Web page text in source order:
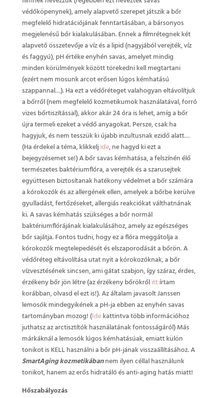
védőköpenynek), amely alapvető szerepet játszik a bőr
megfelelő hidratációjának fenntartásában, a bársonyos
megjelenésű bőr kialakulásában. Ennek a filmrétegnek két
alapvető összetevője a víz és a lipid (nagyjából verejték, víz
és faggyú), pH értéke enyhén savas, amelyet mindig
minden körülmények között törekedni kell megtartani
(ezért nem mosunk arcot erősen lúgos kémhatású
szappannal…). Ha ezt a védőréteget valahogyan eltávolítjuk
a bőrről (nem megfelelő kozmetikumok használatával, forró
vizes bőrtiszítással), akkor akár 24 óra is lehet, amíg a bőr
újra termeli ezeket a védő anyagokat. Persze, csak ha
hagyjuk, és nem tesszük ki újabb inzultusnak ezidő alatt…
(Ha érdekel a téma, klikkeljide, ne hagyd ki ezt a
bejegyzésemet se!) A bőr savas kémhatása, a felszínén élő
természetes baktériumflóra, a verejték és a szarusejtek
együttesen biztosítanak hatékony védelmet a bőr számára
a kórokozók és az allergének ellen, amelyek a bőrbe kerülve
gyulladást, fertőzéseket, allergiás reakciókat válthatnának
ki. A savas kémhatás szükséges a bőr normál
baktériumflórájának kialakulásához, amely az egészséges
bőr sajátja. Fontos tudni, hogy ez a flóra meggátolja a
kórokozók megtelepedését és elszaporodását a bőrön. A
védőréteg eltávolítása utat nyit a kórokozóknak, a bőr
vízvesztésének sincsen, ami gátat szabjon, így száraz, érdes,
érzékeny bőr jön létre (az érzékeny bőrökrőlittírtam
korábban, olvasd el ezt is!). Az általam javasolt Janssen
lemosók mindegyikének a pH-ja ebben az enyhén savas
tartományban mozog! (Idekattintva több információhoz
juthatsz az arctisztítók használatának fontosságáról) Más
márkáknál a lemosók lúgos kémhatásúak, emiatt külön
tonikot is KELL használni a bőr pH-jának visszaállításához. A
SmartAging kozmetikábannem ilyen céllal használunk
tonikot, hanem az erős hidratáló és anti-aging hatás miatt!
Hőszabályozás